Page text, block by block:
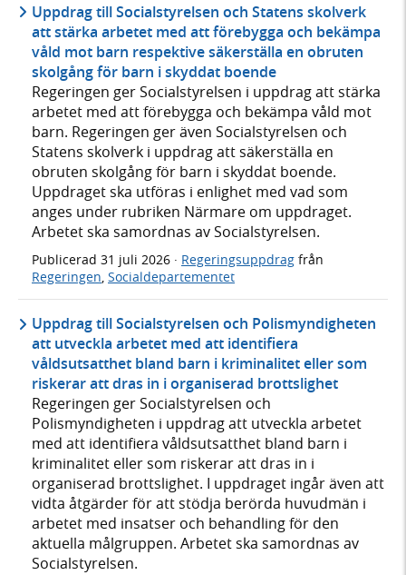
Uppdrag till Socialstyrelsen och Statens skolverk
att stärka arbetet med att förebygga och bekämpa
våld mot barn respektive säkerställa en obruten
skolgång för barn i skyddat boende
Regeringen ger Socialstyrelsen i uppdrag att stärka
arbetet med att förebygga och bekämpa våld mot
barn. Regeringen ger även Socialstyrelsen och
Statens skolverk i uppdrag att säkerställa en
obruten skolgång för barn i skyddat boende.
Uppdraget ska utföras i enlighet med vad som
anges under rubriken Närmare om uppdraget.
Arbetet ska samordnas av Socialstyrelsen.
Publicerad 31 juli 2026 · Regeringsuppdrag från
Regeringen Socialdepartementet
Uppdrag till Socialstyrelsen och Polismyndigheten
att utveckla arbetet med att identifiera
våldsutsatthet bland barn i kriminalitet eller som
riskerar att dras in i organiserad brottslighet
Regeringen ger Socialstyrelsen och
Polismyndigheten i uppdrag att utveckla arbetet
med att identifiera våldsutsatthet bland barn i
kriminalitet eller som riskerar att dras in i
organiserad brottslighet. I uppdraget ingår även att
vidta åtgärder för att stödja berörda huvudmän i
arbetet med insatser och behandling för den
aktuella målgruppen. Arbetet ska samordnas av
Socialstyrelsen.